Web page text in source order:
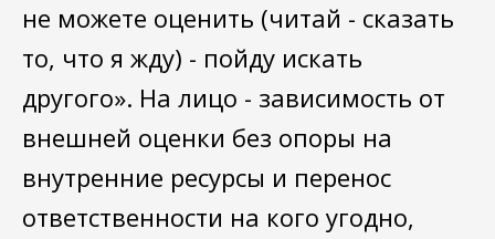
не можете оценить (читай - сказать
то, что я жду) - пойду искать
другого». На лицо - зависимость от
внешней оценки без опоры на
внутренние ресурсы и перенос
ответственности на кого угодно,